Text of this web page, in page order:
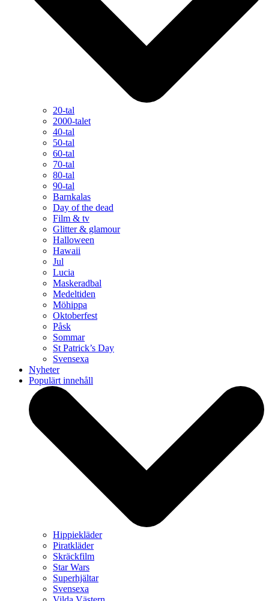
20-tal
2000-talet
40-tal
50-tal
60-tal
70-tal
80-tal
90-tal
Barnkalas
Day of the dead
Film & tv
Glitter & glamour
Halloween
Hawaii
Jul
Lucia
Maskeradbal
Medeltiden
Möhippa
Oktoberfest
Påsk
Sommar
St Patrick’s Day
Svensexa
Nyheter
Populärt innehåll
Hippiekläder
Piratkläder
Skräckfilm
Star Wars
Superhjältar
Svensexa